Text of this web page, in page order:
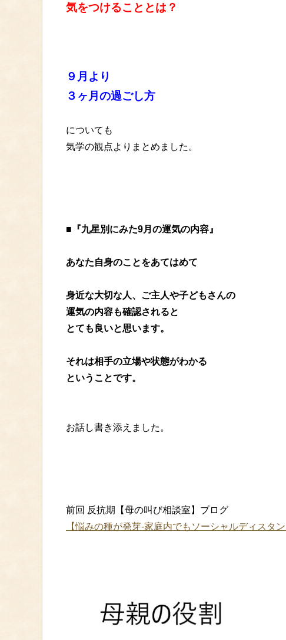
気をつけることとは？
９月より
３ヶ月の過ごし方
についても
気学の観点よりまとめました。
■『九星別にみた9月の運気の内容』
あなた自身のことをあてはめて
身近な大切な人、ご主人や子どもさんの
運気の内容も確認されると
とても良いと思います。
それは相手の立場や状態がわかる
ということです。
お話し書き添えました。
前回 反抗期【母の叫び相談室】ブログ
【悩みの種が発芽‐家庭内でもソーシャルディスタ